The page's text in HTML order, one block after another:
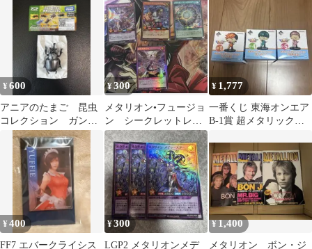
スター ホログラム
¥600
アニアのたまご 昆虫
コレクション ガンメ
タリックアクティオン
ゾウカブト
¥300
メタリオン•フュージョ
ン シークレットレ
ア 他 まとめ 遊戯
王ラッシュデュエル
¥ 1,777
一番くじ 東海オンエア
B-1賞 超メタリックフ
¥400
FF7 エバークライシス
¥300
LGP2 メタリオンメデ
¥1,400
メタリオン ボン・ジ